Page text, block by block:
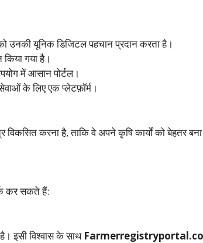
उनकी यूनिक डिजिटल पहचान प्रदान करता है।
किया गया है।
में आसान पोर्टल।
के लिए एक प्लेटफ़ॉर्म।
विकसित करना है, ताकि वे अपने कृषि कार्यों को बेहतर
कर सकते हैं:
इसी विश्वास के साथ